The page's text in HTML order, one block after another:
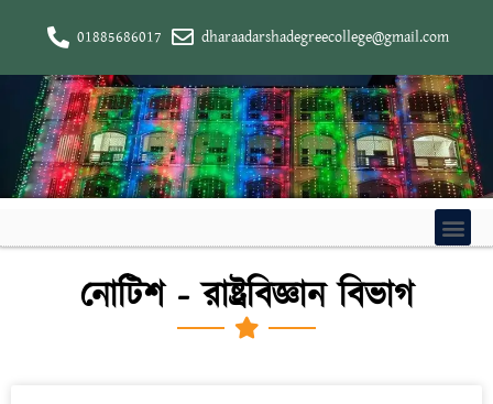
01885686017 dharaadarshadegreecollege@gmail.com
নোটিশ - রাষ্ট্রবিজ্ঞান বিভাগ